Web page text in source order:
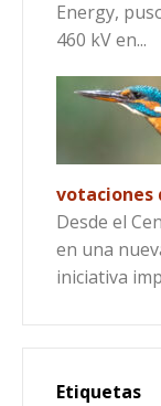
Energy,
460 kV en...
votaciones
Desde el
en una
iniciativa
Etiquetas